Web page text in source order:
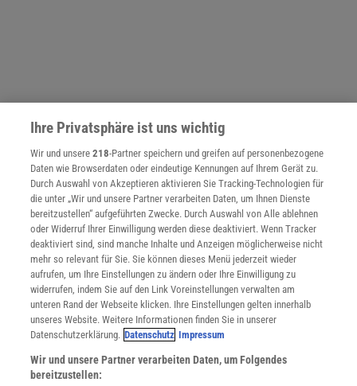
NACH OBEN
Für Sie im Spektrum-Shop und am Kiosk:
WEITERE NEUERSCHEINUNGEN
Ihre Privatsphäre ist uns wichtig
Wir und unsere218-Partner speichern und greifen auf personenbezogene
Daten wie Browserdaten oder eindeutige Kennungen auf Ihrem Gerät zu.
Durch Auswahl von Akzeptieren aktivieren Sie Tracking-Technologien für
die unter „Wir und unsere Partner verarbeiten Daten, um Ihnen Dienste
bereitzustellen“ aufgeführten Zwecke. Durch Auswahl von Alle ablehnen
oder Widerruf Ihrer Einwilligung werden diese deaktiviert. Wenn Tracker
deaktiviert sind, sind manche Inhalte und Anzeigen möglicherweise nicht
mehr so relevant für Sie. Sie können dieses Menü jederzeit wieder
aufrufen, um Ihre Einstellungen zu ändern oder Ihre Einwilligung zu
widerrufen, indem Sie auf den Link Voreinstellungen verwalten am
unteren Rand der Webseite klicken. Ihre Einstellungen gelten innerhalb
unseres Website. Weitere Informationen finden Sie in unserer
Datenschutzerklärung. Datenschutz Impressum
Wir und unsere Partner verarbeiten Daten, um Folgendes
bereitzustellen: